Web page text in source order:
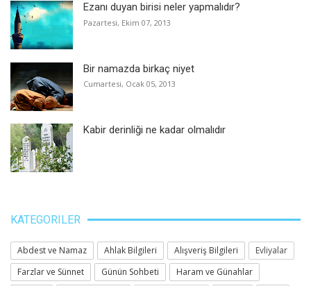
Ezanı duyan birisi neler yapmalıdır?
Pazartesi, Ekim 07, 2013
Bir namazda birkaç niyet
Cumartesi, Ocak 05, 2013
Kabir derinliği ne kadar olmalıdır
KATEGORILER
Abdest ve Namaz Ahlak Bilgileri Alışveriş Bilgileri
Evliyalar
Farzlar ve Sünnet
Günün Sohbeti
Haram ve Günahlar